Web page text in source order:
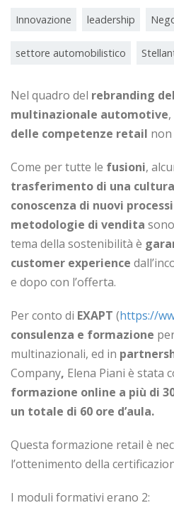
Innovazione leadership
settore automobilistico
Nel quadro del rebranding
multinazionale automotive
delle competenze retail non
Come per tutte le fusioni,
trasferimento di una
conoscenza di nuovi
metodologie di vendita
tema della sostenibilità è
customer experience
e dopo con l’offerta.
Per conto di EXAPT (https://
consulenza e formazione
multinazionali, ed in
Company, Elena Piani è stata
formazione online a più di
un totale di 60 ore d’aula.
Questa formazione retail è
l’ottenimento della
I moduli formativi erano 2: